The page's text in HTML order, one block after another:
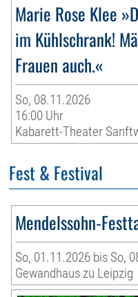
Marie Rose Klee
im Kühlschrank!
Frauen auch.«
So, 08.11.2026
16:00 Uhr
Kabarett-Theater
Fest & Festival
Mendelssohn-
So, 01.11.2026 bis So,
Gewandhaus zu Leipzig